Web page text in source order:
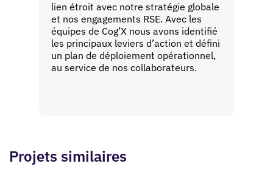
lien étroit avec notre stratégie globale
et nos engagements RSE. Avec les
équipes de Cog’X nous avons identifié
les principaux leviers d’action et défini
un plan de déploiement opérationnel,
au service de nos collaborateurs.
Projets similaires